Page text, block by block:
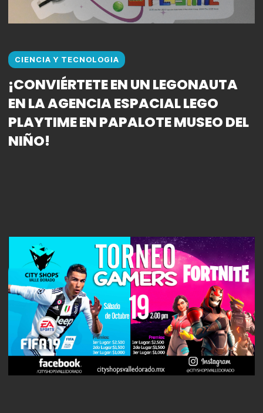
CIENCIA Y TECNOLOGIA
¡CONVIÉRTETE EN UN LEGONAUTA
EN LA AGENCIA ESPACIAL LEGO
PLAYTIME EN PAPALOTE MUSEO DEL
NIÑO!